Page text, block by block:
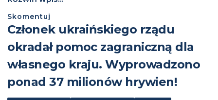
Skomentuj
Członek ukraińskiego rządu
okradał pomoc zagraniczną dla
własnego kraju. Wyprowadzono
ponad 37 milionów hrywien!